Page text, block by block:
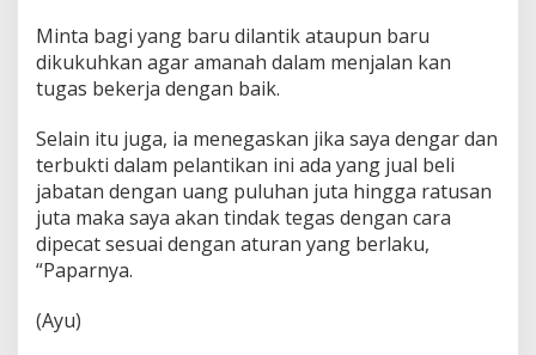
Minta bagi yang baru dilantik ataupun baru
dikukuhkan agar amanah dalam menjalan kan
tugas bekerja dengan baik.
Selain itu juga, ia menegaskan jika saya dengar dan
terbukti dalam pelantikan ini ada yang jual beli
jabatan dengan uang puluhan juta hingga ratusan
juta maka saya akan tindak tegas dengan cara
dipecat sesuai dengan aturan yang berlaku,
“Paparnya.
(Ayu)